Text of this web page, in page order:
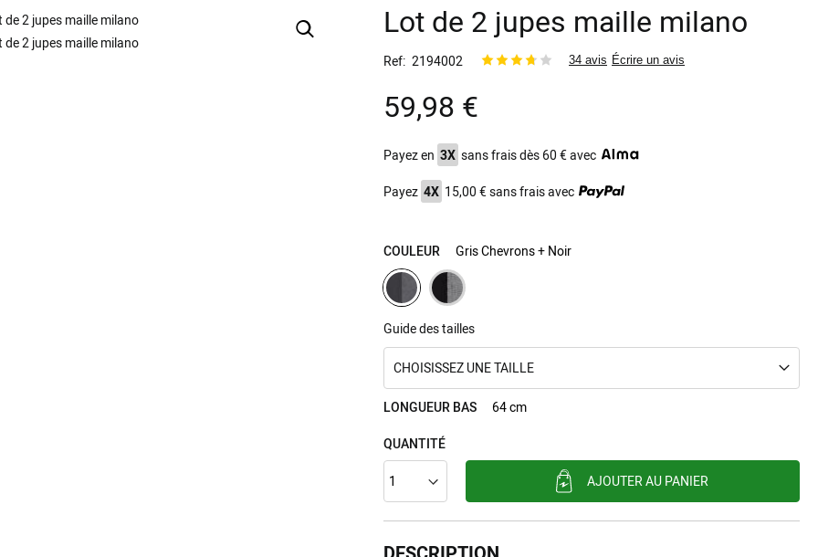
Lot de 2 jupes maille milano
Ref 2194002 34 avis Écrire un avis
59,98 €
Payez en 3X sans frais dès 60 € avec
Payez 4X 15,00 € sans frais avec
COULEUR Gris Chevrons + Noir
Guide des tailles
CHOISISSEZ UNE TAILLE
LONGUEUR BAS 64 cm
QUANTITÉ
AJOUTER AU PANIER